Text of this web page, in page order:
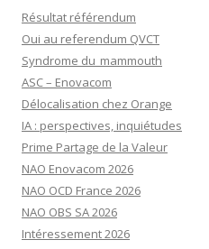
Résultat référendum
Oui au referendum QVCT
Syndrome du mammouth
ASC – Enovacom
Délocalisation chez Orange
IA : perspectives, inquiétudes
Prime Partage de la Valeur
NAO Enovacom 2026
NAO OCD France 2026
NAO OBS SA 2026
Intéressement 2026